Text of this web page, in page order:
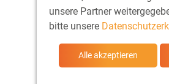
unsere Partner
bitte unsere
Alle akzeptieren